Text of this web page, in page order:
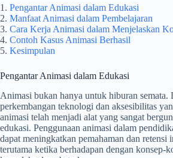
1. Pengantar Animasi dalam Edukasi
2. Manfaat Animasi dalam Pembelajaran
3. Cara Kerja Animasi dalam Menjelaskan
4. Contoh Kasus Animasi Berhasil
5. Kesimpulan
Pengantar Animasi dalam Edukasi
Animasi bukan hanya untuk hiburan semata.
perkembangan teknologi dan aksesibilitas
animasi telah menjadi alat yang sangat
edukasi. Penggunaan animasi dalam
dapat meningkatkan pemahaman dan retensi
terutama ketika berhadapan dengan konsep-